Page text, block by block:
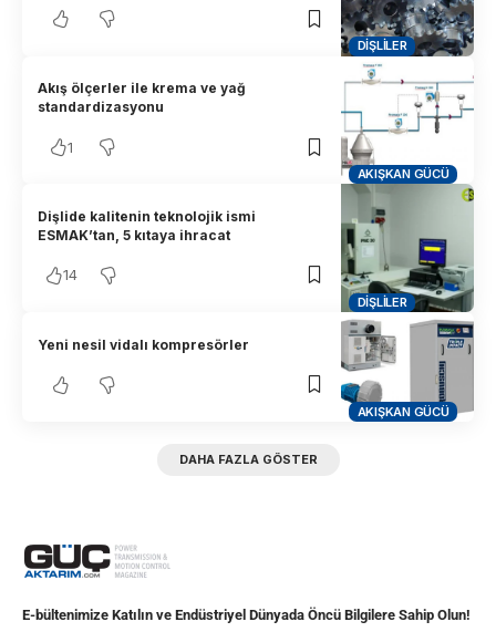
DIŞLILER
AKIŞKAN GÜCÜ
Akış ölçerler ile krema ve yağ
standardizasyonu
1
DIŞLILER
Dişlide kalitenin teknolojik ismi
ESMAK’tan, 5 kıtaya ihracat
14
AKIŞKAN GÜCÜ
Yeni nesil vidalı kompresörler
DAHA FAZLA GÖSTER
E-bültenimize Katılın ve Endüstriyel Dünyada Öncü Bilgilere Sahip Olun!